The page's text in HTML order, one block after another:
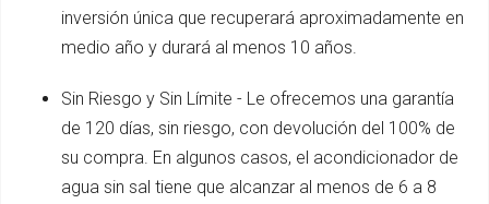
inversión única que recuperará aproximadamente en
medio año y durará al menos 10 años.
Sin Riesgo y Sin Límite - Le ofrecemos una garantía
de 120 días, sin riesgo, con devolución del 100% de
su compra. En algunos casos, el acondicionador de
agua sin sal tiene que alcanzar al menos de 6 a 8